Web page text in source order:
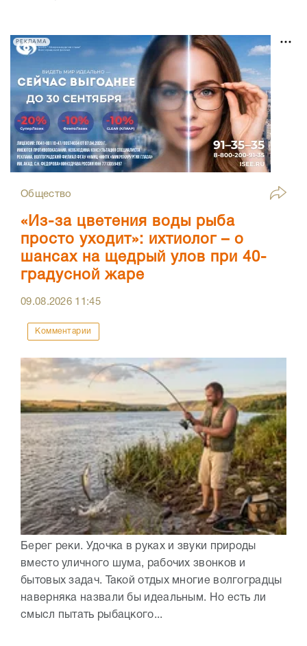
РЕКЛАМА
Общество
«Из-за цветения воды рыба
просто уходит»: ихтиолог – о
шансах на щедрый улов при 40-
градусной жаре
09.08.2026 11:45
Комментарии
Берег реки. Удочка в руках и звуки природы
вместо уличного шума, рабочих звонков и
бытовых задач. Такой отдых многие волгоградцы
наверняка назвали бы идеальным. Но есть ли
смысл пытать рыбацкого...